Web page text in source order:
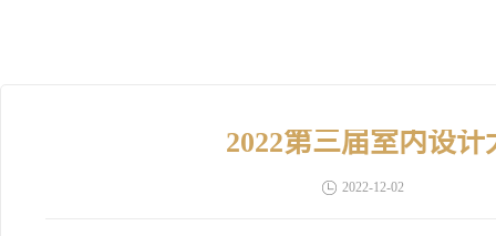
2022第三届室内设
2022-12-02